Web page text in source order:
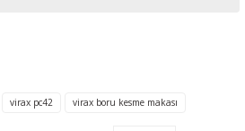
teşekkür ederiz.
virax pc42 virax boru kesme makası